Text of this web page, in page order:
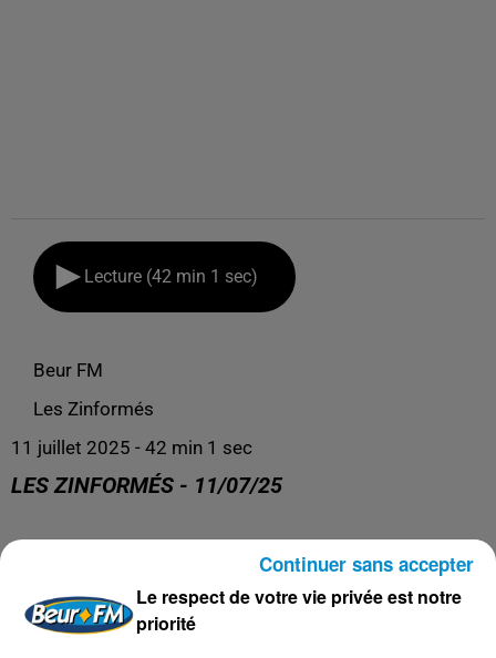
Lecture (42 min 1 sec)
Beur FM
Les Zinformés
11 juillet 2025 - 42 min 1 sec
LES ZINFORMÉS - 11/07/25
Les Zinformés, le rendez-vous avec l'actualité, tous les
Le respect de votre vie privée est notre
priorité
Continuer sans accepter